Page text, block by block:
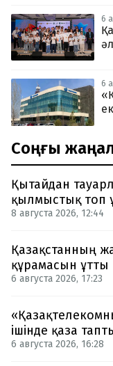
6
6
Соңғы
Қытайдан
қылмыстық топ
8 августа 2026, 12:44
Қазақстанның
құрамасын ұтты
6 августа 2026, 17:23
ішінде қаза
6 августа 2026, 16:28